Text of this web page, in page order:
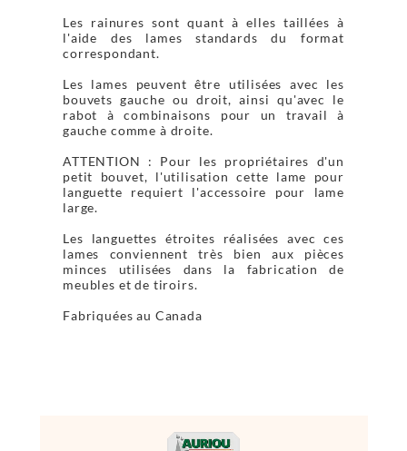
Les rainures sont quant à elles taillées à
l'aide des lames standards du format
correspondant.
Les lames peuvent être utilisées avec les
bouvets gauche ou droit, ainsi qu'avec le
rabot à combinaisons pour un travail à
gauche comme à droite.
ATTENTION : Pour les propriétaires d'un
petit bouvet, l'utilisation cette lame pour
languette requiert l'accessoire pour lame
large.
Les languettes étroites réalisées avec ces
lames conviennent très bien aux pièces
minces utilisées dans la fabrication de
meubles et de tiroirs.
Fabriquées au Canada